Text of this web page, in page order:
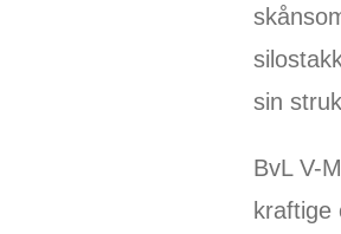
sin
BvL V-
kraftige